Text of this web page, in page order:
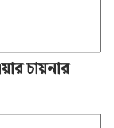
চায়নার